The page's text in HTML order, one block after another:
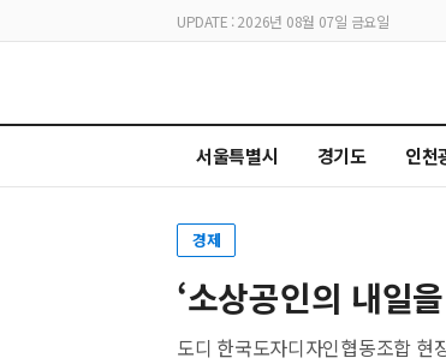
UPDATE : 2026년 08월 07일 금요일
서울특별시 경기도 인천
경제
‘소상공인의 내일
도디 한국도자디자인협동조합 현